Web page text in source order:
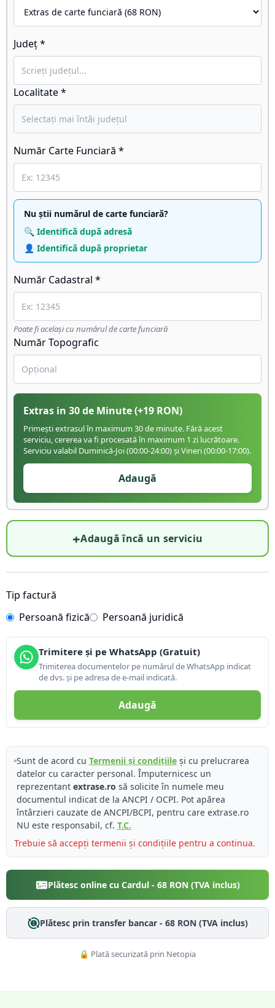
Județ *
Localitate *
Număr Carte Funciară *
Nu știi numărul de carte funciară?
🔍 Identifică după adresă
👤 Identifică după proprietar
Număr Cadastral *
Poate fi același cu numărul de carte funciară
Număr Topografic
Extras in 30 de Minute(+19 RON)
Primești extrasul în maximum 30 de minute. Fără acest
serviciu, cererea va fi procesată în maximum 1 zi lucrătoare.
Serviciu valabil Duminică-Joi (00:00-24:00) și Vineri (00:00-17:00).
Adaugă
+Adaugă încă un serviciu
Tip factură
Persoană fizică
Persoană juridică
Trimitere și pe WhatsApp (Gratuit)
Trimiterea documentelor pe numărul de WhatsApp indicat
de dvs. și pe adresa de e-mail indicată.
Adaugă
Sunt de acord cu Termenii și condițiileși cu prelucrarea
datelor cu caracter personal. Împuternicesc un
reprezentant extrase.ro să solicite în numele meu
documentul indicat de la ANCPI / OCPI. Pot apărea
întârzieri cauzate de ANCPI/BCPI, pentru care extrase.ro
NU este responsabil, cf. T.C.
Trebuie să accepți termenii și condițiile pentru a continua.
Plătesc online cu Cardul - 68RON (TVA inclus)
Plătesc prin transfer bancar - 68RON (TVA inclus)
🔒 Plată securizată prin Netopia